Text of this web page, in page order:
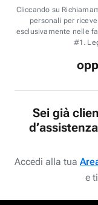
Cliccando su
personali per
esclusivamente nelle
#1.
Sei già
Accedi alla tua
e